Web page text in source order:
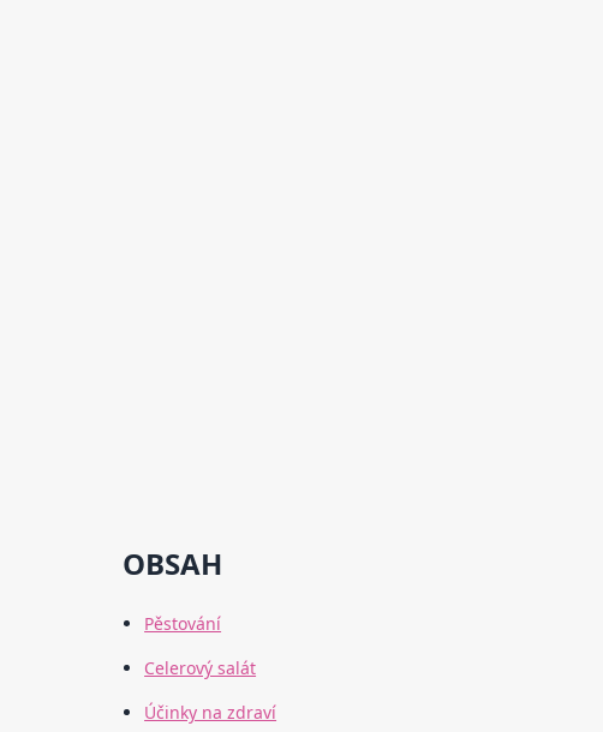
OBSAH
Pěstování
Celerový salát
Účinky na zdraví